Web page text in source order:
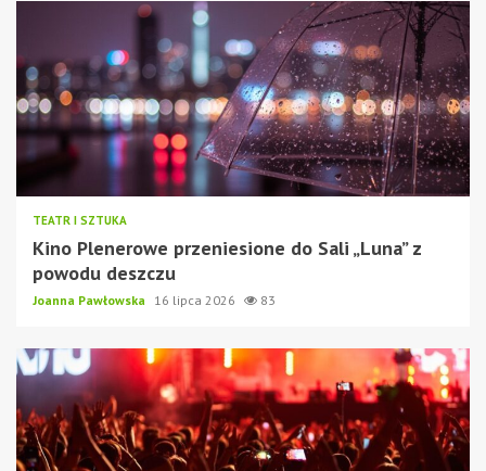
TEATR I SZTUKA
Kino Plenerowe przeniesione do Sali „Luna” z
powodu deszczu
Joanna Pawłowska 16 lipca 2026 83